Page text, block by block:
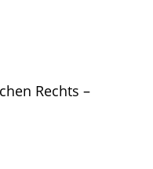
Rechts –